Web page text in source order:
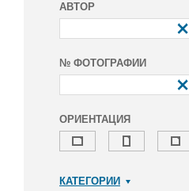
АВТОР
№ ФОТОГРАФИИ
ОРИЕНТАЦИЯ
КАТЕГОРИИ